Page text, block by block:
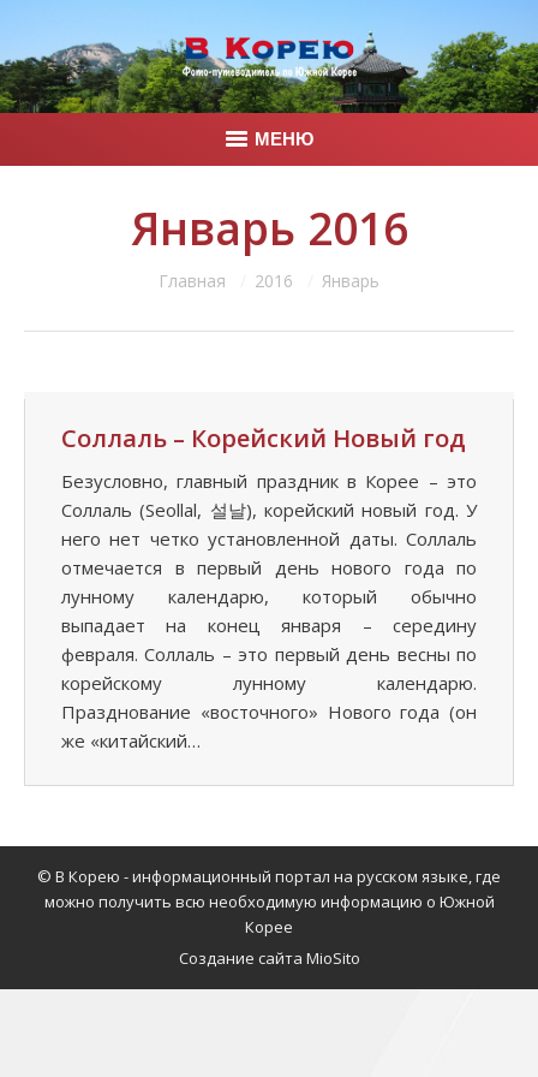
МЕНЮ
Январь 2016
Главная 2016 Январь
Соллаль – Корейский Новый год
Безусловно, главный праздник в Корее – это
Соллаль (Seollal, 설날), корейский новый год. У
него нет четко установленной даты. Соллаль
отмечается в первый день нового года по
лунному календарю, который обычно
выпадает на конец января – середину
февраля. Соллаль – это первый день весны по
корейскому лунному календарю.
Празднование «восточного» Нового года (он
же «китайский…
© В Корею - информационный портал на русском языке, где
можно получить всю необходимую информацию о Южной
Корее
Создание сайта MioSito